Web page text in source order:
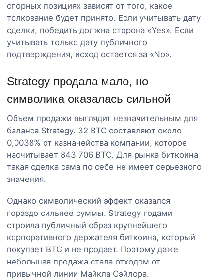
спорных позициях зависят от того, какое
толкование будет принято. Если учитывать дату
сделки, победить должна сторона «Yes». Если
учитывать только дату публичного
подтверждения, исход остается за «No».
Strategy продала мало, но
символика оказалась сильной
Объем продажи выглядит незначительным для
баланса Strategy. 32 BTC составляют около
0,0038% от казначейства компании, которое
насчитывает 843 706 BTC. Для рынка биткоина
такая сделка сама по себе не имеет серьезного
значения.
Однако символический эффект оказался
гораздо сильнее суммы. Strategy годами
строила публичный образ крупнейшего
корпоративного держателя биткоина, который
покупает BTC и не продает. Поэтому даже
небольшая продажа стала отходом от
привычной линии Майкла Сэйлора.